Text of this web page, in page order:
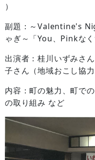
）
副題：～Valentine's
ゃぎ～「You、Pinkな
出演者：桂川いずみさ
子さん（地域おこし協
内容：町の魅力、町で
の取り組み など